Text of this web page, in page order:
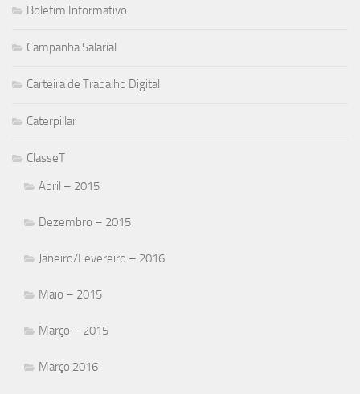
Boletim Informativo
Campanha Salarial
Carteira de Trabalho Digital
Caterpillar
ClasseT
Abril – 2015
Dezembro – 2015
Janeiro/Fevereiro – 2016
Maio – 2015
Março – 2015
Março 2016